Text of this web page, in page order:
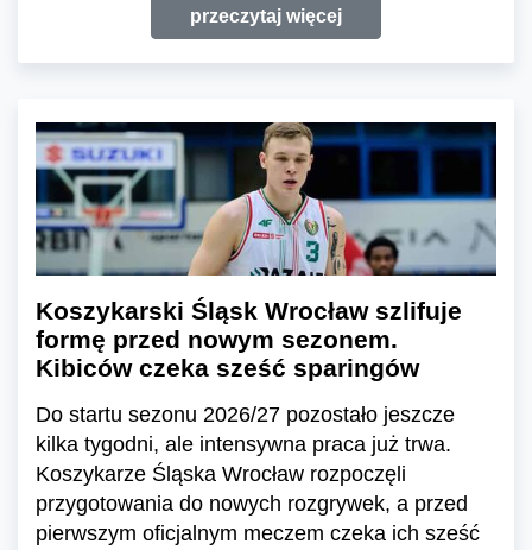
przeczytaj więcej
Koszykarski Śląsk Wrocław szlifuje
formę przed nowym sezonem.
Kibiców czeka sześć sparingów
Do startu sezonu 2026/27 pozostało jeszcze
kilka tygodni, ale intensywna praca już trwa.
Koszykarze Śląska Wrocław rozpoczęli
przygotowania do nowych rozgrywek, a przed
pierwszym oficjalnym meczem czeka ich sześć